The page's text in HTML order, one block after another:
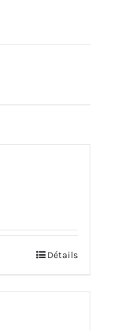
Détails